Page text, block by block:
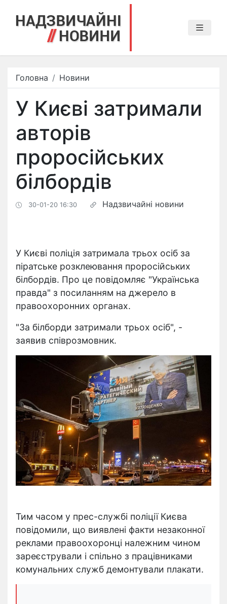
Головна Новини
У Києві затримали
авторів
проросійських
білбордів
30-01-20 16:30 Надзвичайні новини
У Києві поліція затримала трьох осіб за
піратське розклеювання проросійських
білбордів. Про це повідомляє "Українська
правда" з посиланням на джерело в
правоохоронних органах.
"За білборди затримали трьох осіб", -
заявив співрозмовник.
Тим часом у прес-службі поліції Києва
повідомили, що виявлені факти незаконної
реклами правоохоронці належним чином
зареєстрували і спільно з працівниками
комунальних служб демонтували плакати.